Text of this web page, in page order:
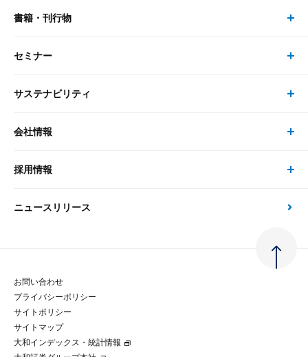
大和総研の強み
先端テクノロジーに基づく新たな価値の創出
最新のレポート・コラム
政策分析
金融経済教育等
テクノロジーレポート
研究員・コンサルタント トップ
研究員
書籍・刊行物
書籍・刊行物 トップ
書籍
セミナー
セミナー トップ
現在受付中のセミナー・イベント
サステナビリティ
サステナビリティの取り組み
次世代社会への貢献
マルチステークホルダー方針
パートナーシップ構築宣言
会社情報
会社情報 トップ
会社概要・役員一覧
大和総研の歩み
グループ会社
採用情報
採用情報 トップ
経験者採用
ニュースリリース
お問い合わせ
プライバシーポリシー
サイトポリシー
サイトマップ
大和インデックス・統計情報